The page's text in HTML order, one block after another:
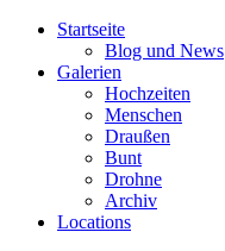
Startseite
Blog und News
Galerien
Hochzeiten
Menschen
Draußen
Bunt
Drohne
Archiv
Locations